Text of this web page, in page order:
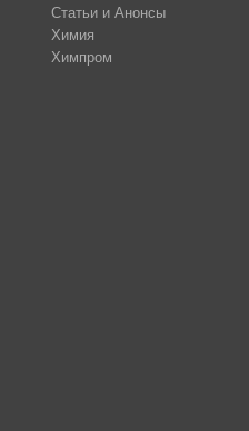
Статьи и Анонсы
Химия
Химпром